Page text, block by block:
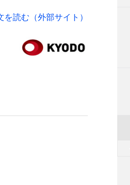
を読む（外部サイト）